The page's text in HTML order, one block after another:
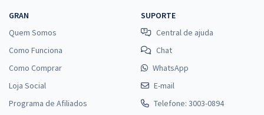
GRAN
Quem Somos
Como Funciona
Como Comprar
Loja Social
Programa de Afiliados
SUPORTE
Central de ajuda
Chat
WhatsApp
E-mail
Telefone: 3003-0894